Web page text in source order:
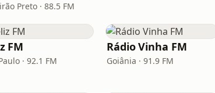
Preto · 88.5 FM
FM
· 92.1 FM
Rádio Vinha FM
Goiânia · 91.9 FM